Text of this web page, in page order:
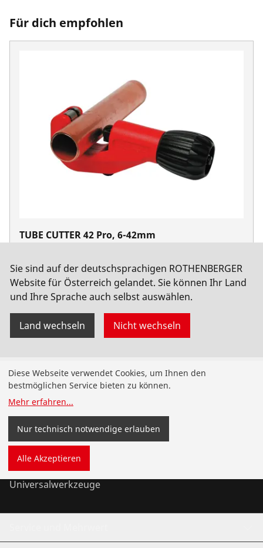
Für dich empfohlen
TUBE CUTTER 42 Pro, 6-42mm
Sie sind auf der deutschsprachigen ROTHENBERGER
Website für Österreich gelandet. Sie können Ihr Land
und Ihre Sprache auch selbst auswählen.
Land wechseln Nicht wechseln
Produkte
Installation
Wartung
Kälte- und Klimatechnik
Universalwerkzeuge
Diese Webseite verwendet Cookies, um Ihnen den
bestmöglichen Service bieten zu können.
Mehr erfahren...
Nur technisch notwendige erlauben
Alle Akzeptieren